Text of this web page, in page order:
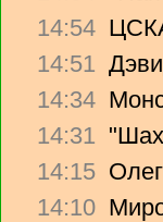
14:54
14:51
14:34
14:31
14:15
14:10